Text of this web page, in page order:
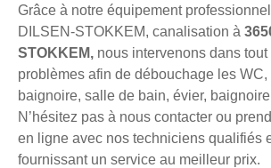
Grâce à notre équipement
DILSEN-STOKKEM, canalisation à
STOKKEM, nous intervenons dans
problèmes afin de débouchage les WC,
baignoire, salle de bain, évier,
N’hésitez pas à nous contacter ou
en ligne avec nos techniciens qualifiés
fournissant un service au meilleur prix.